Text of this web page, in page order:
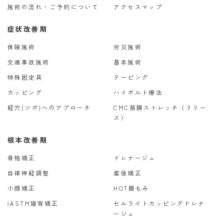
施術の流れ・ご予約について
アクセスマップ
症状改善期
保険施術
労災施術
交通事故施術
基本施術
特殊固定具
テーピング
カッピング
ハイボルト療法
経穴(ツボ)へのアプローチ
CMC筋膜ストレッチ（リリー
ス）
根本改善期
骨格矯正
ドレナージュ
自律神経調整
産後矯正
小顔矯正
HOT腸もみ
IASTM猫背矯正
セルライトカッピングドレナ
ージュ